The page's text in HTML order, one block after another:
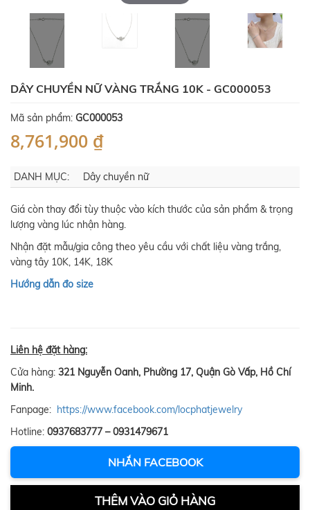
DÂY CHUYỀN NỮ VÀNG TRẮNG 10K - GC000053
Mã sản phẩm: GC000053
8,761,900 ₫
DANH MỤC: Dây chuyền nữ
Giá còn thay đổi tùy thuộc vào kích thước của sản phẩm & trọng
lượng vàng lúc nhận hàng.
Nhận đặt mẫu/gia công theo yêu cầu với chất liệu vàng trắng,
vàng tây 10K, 14K, 18K
Hướng dẫn đo size
Liên hệ đặt hàng:
Cửa hàng: 321 Nguyễn Oanh, Phường 17, Quận Gò Vấp, Hồ Chí
Minh.
Fanpage: https://www.facebook.com/locphatjewelry
Hotline: 0937683777 – 0931479671
NHẮN FACEBOOK
THÊM VÀO GIỎ HÀNG